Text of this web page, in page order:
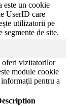
este un cookie
UserID care
utilizatorii pe
segmente de site.
oferi vizitatorilor
module cookie
pentru a